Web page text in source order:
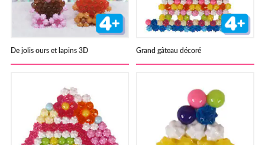
De jolis ours et lapins 3D Grand gâteau décoré